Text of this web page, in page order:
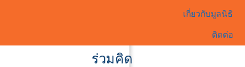
เกี่ยวกับมูลนิธิ
ติดต่อ
ร่วมคิด